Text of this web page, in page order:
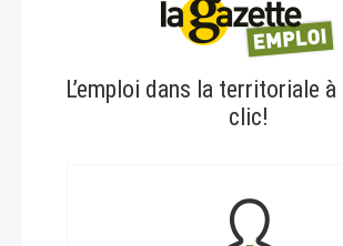
L’emploi dans la territoriale
clic!